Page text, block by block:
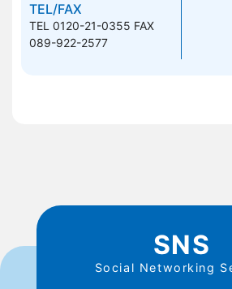
TEL/FAX
TEL 0120-21-0355 FAX
089-922-2577
SNS
Social Networking